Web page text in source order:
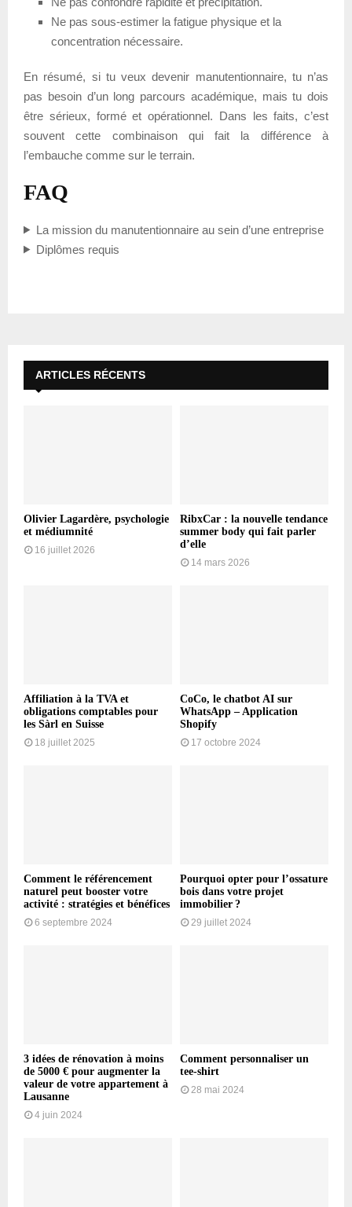
Ne pas sous-estimer la fatigue physique et la
concentration nécessaire.
En résumé, si tu veux devenir manutentionnaire, tu n’as
pas besoin d’un long parcours académique, mais tu dois
être sérieux, formé et opérationnel. Dans les faits, c’est
souvent cette combinaison qui fait la différence à
l’embauche comme sur le terrain.
FAQ
La mission du manutentionnaire au sein d’une entreprise
Diplômes requis
ARTICLES RÉCENTS
Olivier Lagardère, psychologie
et médiumnité
16 juillet 2026
RibxCar : la nouvelle tendance
summer body qui fait parler
d’elle
14 mars 2026
Affiliation à la TVA et
obligations comptables pour
les Sàrl en Suisse
18 juillet 2025
CoCo, le chatbot AI sur
WhatsApp – Application
Shopify
17 octobre 2024
Comment le référencement
naturel peut booster votre
activité : stratégies et bénéfices
6 septembre 2024
Pourquoi opter pour l’ossature
bois dans votre projet
immobilier ?
29 juillet 2024
3 idées de rénovation à moins
de 5000 € pour augmenter la
valeur de votre appartement à
Lausanne
4 juin 2024
Comment personnaliser un
tee-shirt
28 mai 2024